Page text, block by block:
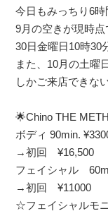
今日もみっちり6
9月の空きが現時点
30日金曜日10時30
また、10月の土曜
しかご来店できな
🌟Chino THE
ボディ 90min.
→初回 ¥16,500
フェイシャル
→初回 ¥11000
☆フェイシャルモ